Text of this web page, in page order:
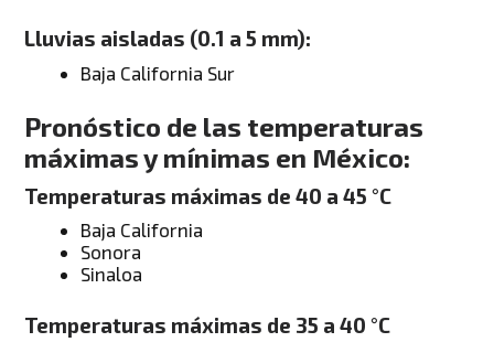
Lluvias aisladas (0.1 a 5 mm):
Baja California Sur
Pronóstico de las temperaturas
máximas y mínimas en México:
Temperaturas máximas de 40 a 45 °C
Baja California
Sonora
Sinaloa
Temperaturas máximas de 35 a 40 °C